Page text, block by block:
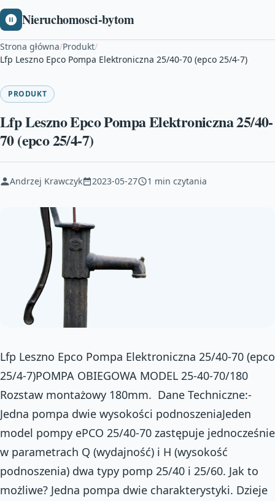
Nieruchomosci-bytom
Strona główna/Produkt/
Lfp Leszno Epco Pompa Elektroniczna 25/40-70 (epco 25/4-7)
PRODUKT
Lfp Leszno Epco Pompa Elektroniczna 25/40-
70 (epco 25/4-7)
Andrzej Krawczyk 2023-05-27 1 min czytania
Lfp Leszno Epco Pompa Elektroniczna 25/40-70 (epco
25/4-7)POMPA OBIEGOWA MODEL 25-40-70/180
Rozstaw montażowy 180mm. Dane Techniczne:-
Jedna pompa dwie wysokości podnoszeniaJeden
model pompy ePCO 25/40-70 zastępuje jednocześnie
w parametrach Q (wydajność) i H (wysokość
podnoszenia) dwa typy pomp 25/40 i 25/60. Jak to
możliwe? Jedna pompa dwie charakterystyki. Dzieje